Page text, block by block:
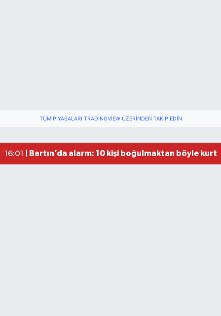
TÜM PIYASALARI TRADINGVIEW ÜZERINDEN TAKIP EDIN
22:47 |Festivalde at yarışında kaza: 2 at öldü, 1 jokey